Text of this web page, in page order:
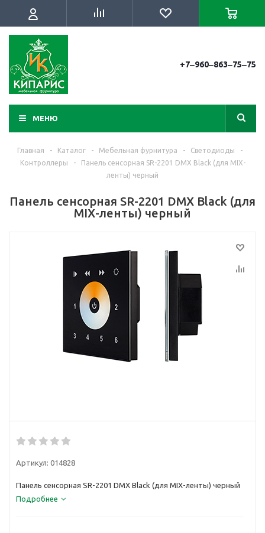
+7‒960‒863‒75‒75
МЕНЮ
Главная - Каталог - Мебельная фурнитура - Светодиоды
-
Контроллеры
-
Панель сенсорная SR-2201 DMX Black (для MIX-
ленты) черный
Панель сенсорная SR-2201 DMX Black (для
MIX-ленты) черный
Артикул: 014828
Панель сенсорная SR-2201 DMX Black (для MIX-ленты) черный
Подробнее